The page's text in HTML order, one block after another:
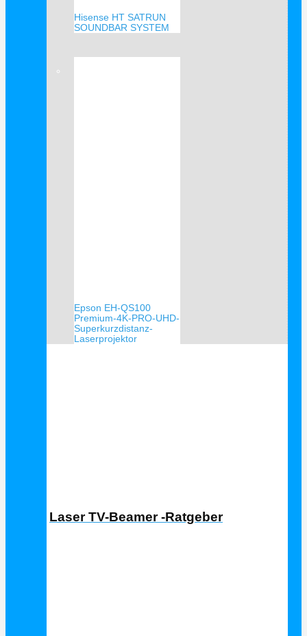
Hisense HT SATRUN
SOUNDBAR SYSTEM
Epson EH-QS100
Premium-4K-PRO-UHD-
Superkurzdistanz-
Laserprojektor
Laser TV-Beamer -Ratgeber